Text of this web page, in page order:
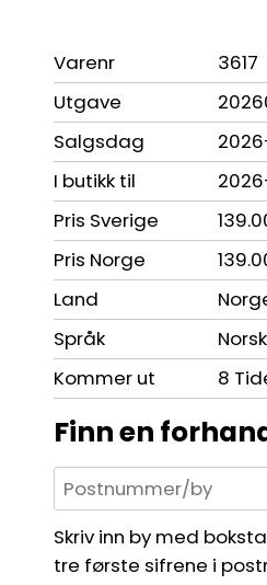
Varenr
3617
Utgave
Salgsdag
I butikk til
Pris Sverige
Pris Norge
Land
Språk
Norsk
Kommer ut
8
Finn en
Skriv inn by med
tre første sifrene i